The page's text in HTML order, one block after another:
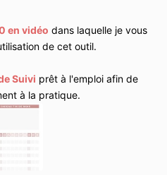
en vidéo dans laquelle je vous
de cet outil.
Suivi prêt à l'emploi afin de
à la pratique.